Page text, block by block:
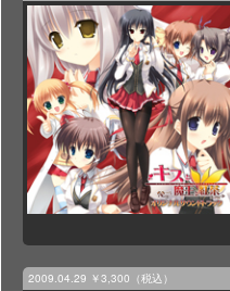
2009.04.29 ￥3,300（税込）